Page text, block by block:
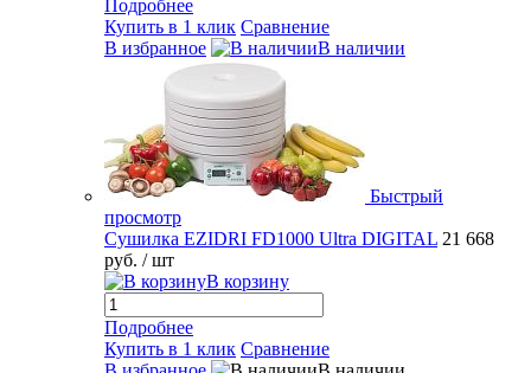
Подробнее
Купить в 1 клик Сравнение
В избранное
В наличии
Быстрый
просмотр
Сушилка EZIDRI FD1000 Ultra DIGITAL 21 668
руб. / шт
В корзину
Подробнее
Купить в 1 клик Сравнение